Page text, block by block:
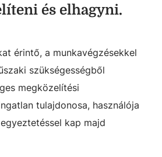
és elhagyni.
érintő, a munkavégzésekkel
szükségességből
megközelítési
tulajdonosa, használója
kap majd